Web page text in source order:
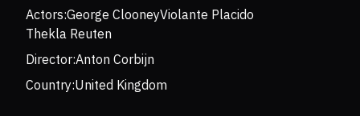
Actors:George ClooneyViolante Placido
Thekla Reuten
Director:Anton Corbijn
Country:United Kingdom